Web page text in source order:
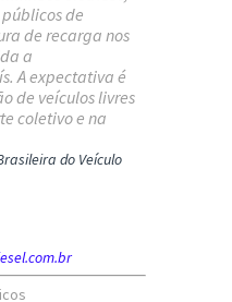
de
de recarga nos
a
A expectativa é
de veículos livres
coletivo e na
do Veículo